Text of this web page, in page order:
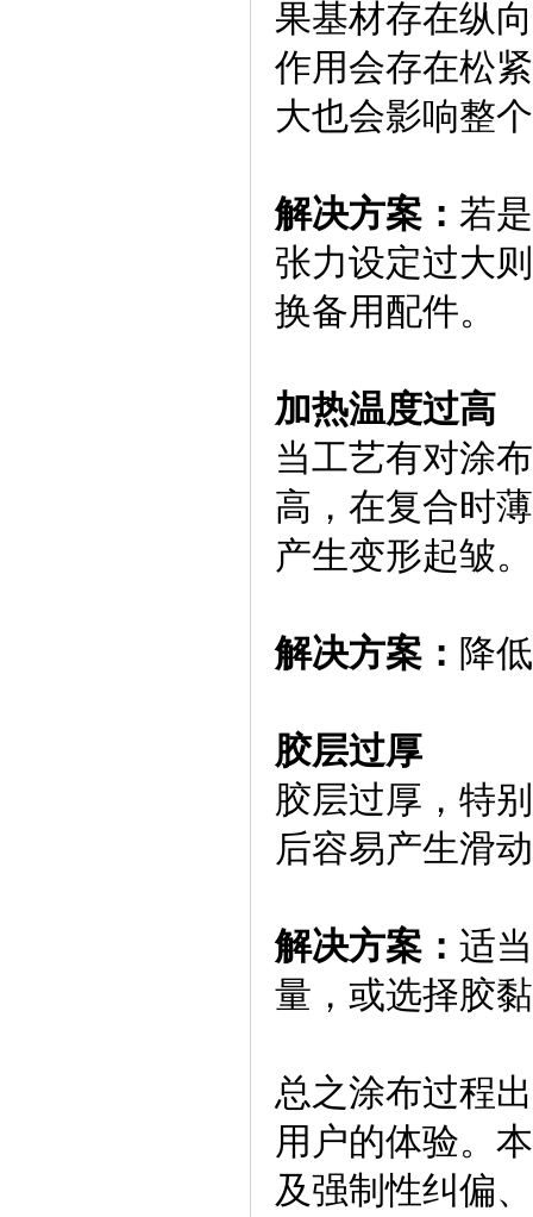
果基材存在纵
作用会存在松
大也会影响整
解决方案： 若
张力设定过大
换备用配件。
加热温度过高
当工艺有对涂
高，在复合时
产生变形起皱。
解决方案： 降
胶层过厚
胶层过厚，特
后容易产生滑
解决方案： 适
量，或选择胶
总之涂布过程
用户的体验。
及强制性纠偏